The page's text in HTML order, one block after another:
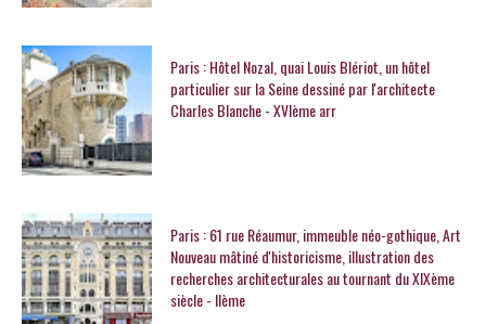
Paris : Hôtel Nozal, quai Louis Blériot, un hôtel
particulier sur la Seine dessiné par l'architecte
Charles Blanche - XVIème arr
Paris : 61 rue Réaumur, immeuble néo-gothique, Art
Nouveau mâtiné d'historicisme, illustration des
recherches architecturales au tournant du XIXème
siècle - IIème